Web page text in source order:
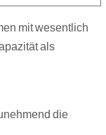
mit wesentlich
als
die